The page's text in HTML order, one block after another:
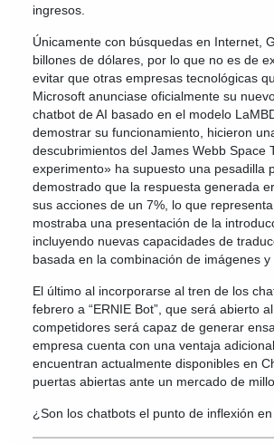
ingresos.
Únicamente con búsquedas en Internet,
billones de dólares, por lo que no es de
evitar que otras empresas tecnológicas
Microsoft anunciase oficialmente su
chatbot de AI basado en el modelo
demostrar su funcionamiento, hicieron
descubrimientos del James Webb Space
experimento» ha supuesto una pesadilla
demostrado que la respuesta generada
sus acciones de un 7%, lo que
mostraba una presentación de la
incluyendo nuevas capacidades de
basada en la combinación de imágenes y
El último al incorporarse al tren de los
febrero a “ERNIE Bot”, que será abierto
competidores será capaz de generar
empresa cuenta con una ventaja
encuentran actualmente disponibles en
puertas abiertas ante un mercado de
¿Son los chatbots el punto de inflexión